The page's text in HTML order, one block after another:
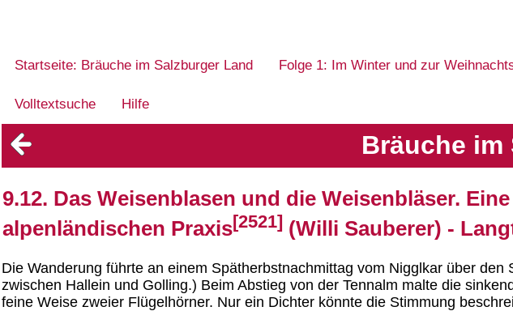
Startseite: Bräuche im Salzburger Land Folge 1: Im Winter und zur
Volltextsuche Hilfe
Bräuche im
9.12. Das Weisenblasen und die Weisenbläser.
alpenländischen Praxis[2521] (Willi Sauberer) -
Die Wanderung führte an einem Spätherbstnachmittag vom Nigglkar über
zwischen Hallein und Golling.) Beim Abstieg von der Tennalm malte die
feine Weise zweier Flügelhörner. Nur ein Dichter könnte die Stimmung